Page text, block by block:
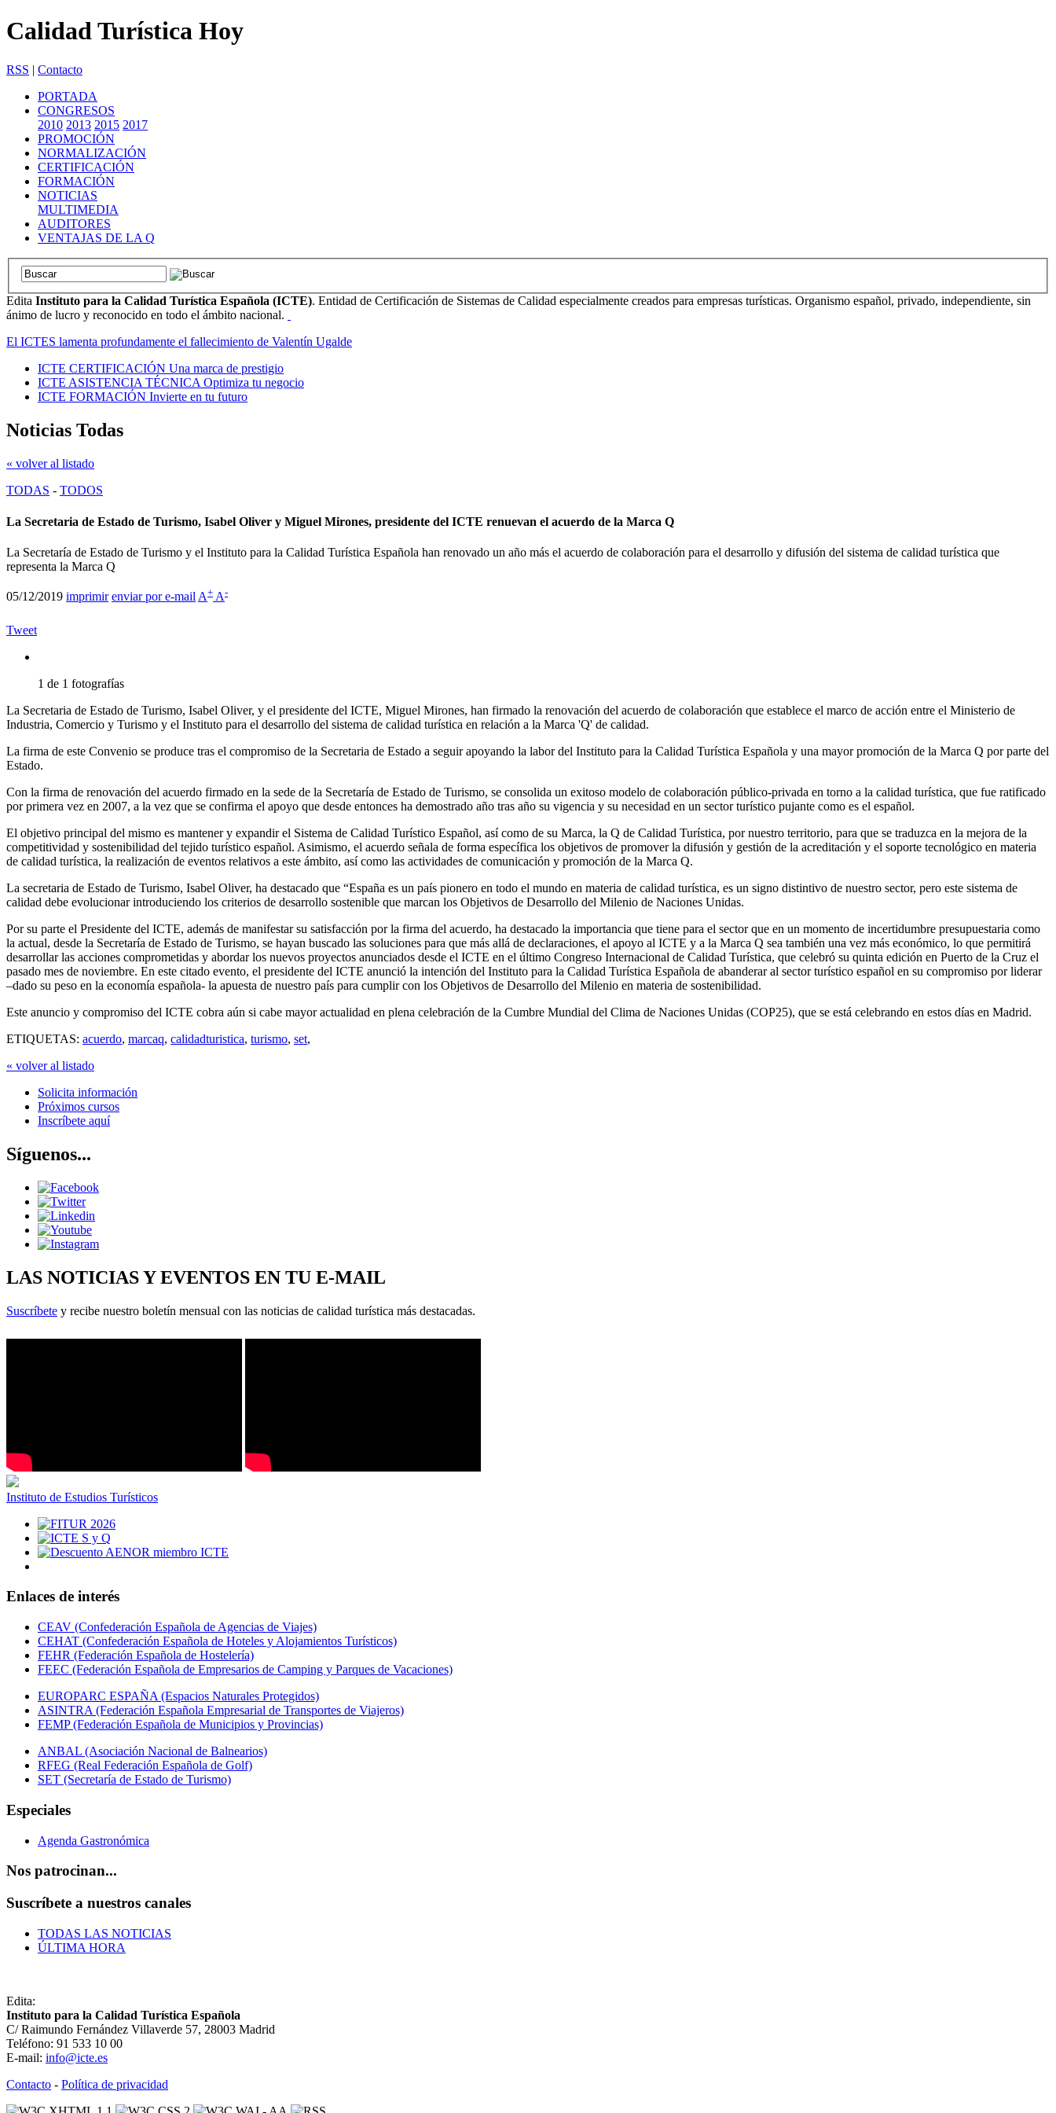
Calidad Turística Hoy
RSS | Contacto
PORTADA
CONGRESOS
2010 2013 2015 2017
PROMOCIÓN
NORMALIZACIÓN
CERTIFICACIÓN
FORMACIÓN
NOTICIAS
MULTIMEDIA
AUDITORES
VENTAJAS DE LA Q
Edita Instituto para la Calidad Turística Española (ICTE). Entidad de Certificación de Sistemas de Calidad especialmente creados para empresas turísticas. Organismo español, privado, independiente, sin
ánimo de lucro y reconocido en todo el ámbito nacional.
El ICTES lamenta profundamente el fallecimiento de Valentín Ugalde
ICTE CERTIFICACIÓN Una marca de prestigio
ICTE ASISTENCIA TÉCNICA Optimiza tu negocio
ICTE FORMACIÓN Invierte en tu futuro
Noticias Todas
« volver al listado
TODAS - TODOS
La Secretaria de Estado de Turismo, Isabel Oliver y Miguel Mirones, presidente del ICTE renuevan el acuerdo de la Marca Q
La Secretaría de Estado de Turismo y el Instituto para la Calidad Turística Española han renovado un año más el acuerdo de colaboración para el desarrollo y difusión del sistema de calidad turística que
representa la Marca Q
05/12/2019 imprimir enviar por e-mail A+ A-
Tweet
1 de 1 fotografías
La Secretaria de Estado de Turismo, Isabel Oliver, y el presidente del ICTE, Miguel Mirones, han firmado la renovación del acuerdo de colaboración que establece el marco de acción entre el Ministerio de
Industria, Comercio y Turismo y el Instituto para el desarrollo del sistema de calidad turística en relación a la Marca 'Q' de calidad.
La firma de este Convenio se produce tras el compromiso de la Secretaria de Estado a seguir apoyando la labor del Instituto para la Calidad Turística Española y una mayor promoción de la Marca Q por parte del
Estado.
Con la firma de renovación del acuerdo firmado en la sede de la Secretaría de Estado de Turismo, se consolida un exitoso modelo de colaboración público-privada en torno a la calidad turística, que fue ratificado
por primera vez en 2007, a la vez que se confirma el apoyo que desde entonces ha demostrado año tras año su vigencia y su necesidad en un sector turístico pujante como es el español.
El objetivo principal del mismo es mantener y expandir el Sistema de Calidad Turístico Español, así como de su Marca, la Q de Calidad Turística, por nuestro territorio, para que se traduzca en la mejora de la
competitividad y sostenibilidad del tejido turístico español. Asimismo, el acuerdo señala de forma específica los objetivos de promover la difusión y gestión de la acreditación y el soporte tecnológico en materia
de calidad turística, la realización de eventos relativos a este ámbito, así como las actividades de comunicación y promoción de la Marca Q.
La secretaria de Estado de Turismo, Isabel Oliver, ha destacado que “España es un país pionero en todo el mundo en materia de calidad turística, es un signo distintivo de nuestro sector, pero este sistema de
calidad debe evolucionar introduciendo los criterios de desarrollo sostenible que marcan los Objetivos de Desarrollo del Milenio de Naciones Unidas.
Por su parte el Presidente del ICTE, además de manifestar su satisfacción por la firma del acuerdo, ha destacado la importancia que tiene para el sector que en un momento de incertidumbre presupuestaria como
la actual, desde la Secretaría de Estado de Turismo, se hayan buscado las soluciones para que más allá de declaraciones, el apoyo al ICTE y a la Marca Q sea también una vez más económico, lo que permitirá
desarrollar las acciones comprometidas y abordar los nuevos proyectos anunciados desde el ICTE en el último Congreso Internacional de Calidad Turística, que celebró su quinta edición en Puerto de la Cruz el
pasado mes de noviembre. En este citado evento, el presidente del ICTE anunció la intención del Instituto para la Calidad Turística Española de abanderar al sector turístico español en su compromiso por liderar
–dado su peso en la economía española- la apuesta de nuestro país para cumplir con los Objetivos de Desarrollo del Milenio en materia de sostenibilidad.
Este anuncio y compromiso del ICTE cobra aún si cabe mayor actualidad en plena celebración de la Cumbre Mundial del Clima de Naciones Unidas (COP25), que se está celebrando en estos días en Madrid.
ETIQUETAS: acuerdo, marcaq, calidadturistica, turismo, set,
« volver al listado
Solicita información
Próximos cursos
Inscríbete aquí
Síguenos...
LAS NOTICIAS Y EVENTOS EN TU E-MAIL
Suscríbete y recibe nuestro boletín mensual con las noticias de calidad turística más destacadas.
Instituto de Estudios Turísticos
Enlaces de interés
CEAV (Confederación Española de Agencias de Viajes)
CEHAT (Confederación Española de Hoteles y Alojamientos Turísticos)
FEHR (Federación Española de Hostelería)
FEEC (Federación Española de Empresarios de Camping y Parques de Vacaciones)
EUROPARC ESPAÑA (Espacios Naturales Protegidos)
ASINTRA (Federación Española Empresarial de Transportes de Viajeros)
FEMP (Federación Española de Municipios y Provincias)
ANBAL (Asociación Nacional de Balnearios)
RFEG (Real Federación Española de Golf)
SET (Secretaría de Estado de Turismo)
Especiales
Agenda Gastronómica
Nos patrocinan...
Suscríbete a nuestros canales
TODAS LAS NOTICIAS
ÚLTIMA HORA
Edita:
Instituto para la Calidad Turística Española
C/ Raimundo Fernández Villaverde 57, 28003 Madrid
Teléfono: 91 533 10 00
E-mail: info@icte.es
Contacto - Política de privacidad